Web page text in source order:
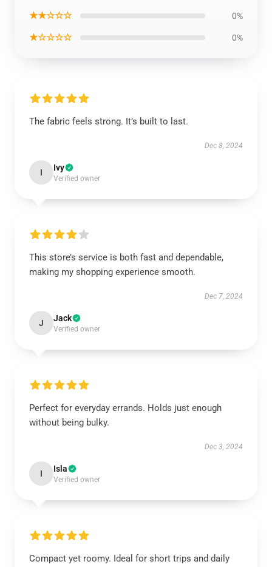
★★☆☆☆ 0%
★☆☆☆☆ 0%
The fabric feels strong. It’s built to last.
Dec 8, 2024
I Ivy
Verified owner
This store’s service is both fast and dependable,
making my shopping experience smooth.
Dec 7, 2024
J Jack
Verified owner
Perfect for everyday errands. Holds just enough
without being bulky.
Dec 3, 2024
I Isla
Verified owner
Compact yet roomy. Ideal for short trips and daily